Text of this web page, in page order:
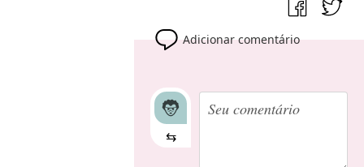
Adicionar comentário
⇆